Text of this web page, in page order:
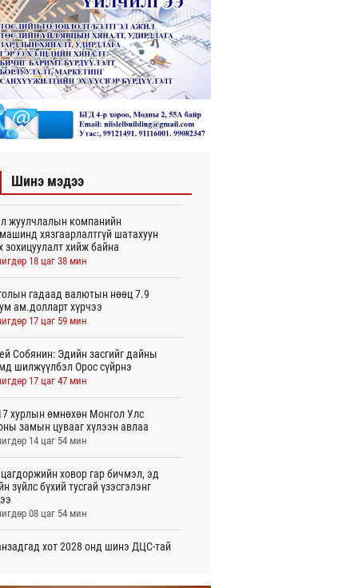
Шинэ мэдээ
жуулчлалын компанийн
хязгаарлалтгүй шатахуун
зохицуулалт хийж байна
18 цаг 38 мин
гадаад валютын нөөц 7.9
ам.долларт хүрчээ
17 цаг 59 мин
Собянин: Эдийн засгийг дайны
шилжүүлбэл Орос сүйрнэ
17 цаг 47 мин
хурлын өмнөхөн Монгол Улс
замын цувааг хүлээн авлаа
14 цаг 54 мин
ховор гар бичмэл, эд
зүйлс бүхий тусгай үзэсгэлэнг
08 цаг 54 мин
хот 2028 онд шинэ ДЦС-тай